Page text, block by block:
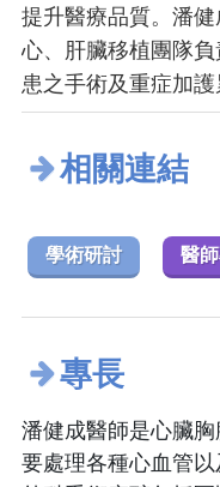
提升醫療品質。潘
心、肝臟移植團隊
患之手術及重症加護
相關連結
學術研討 醫
專長
潘健成醫師是心臟
要處理各種心血管